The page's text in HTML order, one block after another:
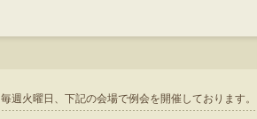
毎週火曜日、下記の会場で例会を開催しております。